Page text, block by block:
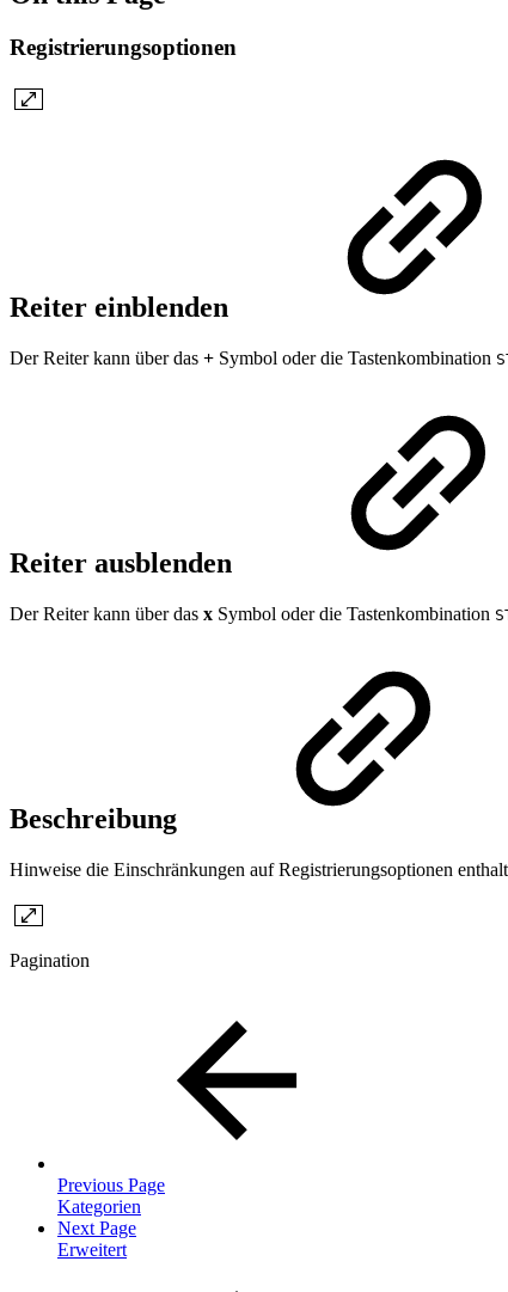
Registrierungsoptionen
Reiter einblenden
Der Reiter kann über das + Symbol oder die Tastenkombination
Reiter ausblenden
Der Reiter kann über das x Symbol oder die Tastenkombination
Beschreibung
Hinweise die Einschränkungen auf Registrierungsoptionen
Pagination
Previous Page
Kategorien
Next Page
Erweitert